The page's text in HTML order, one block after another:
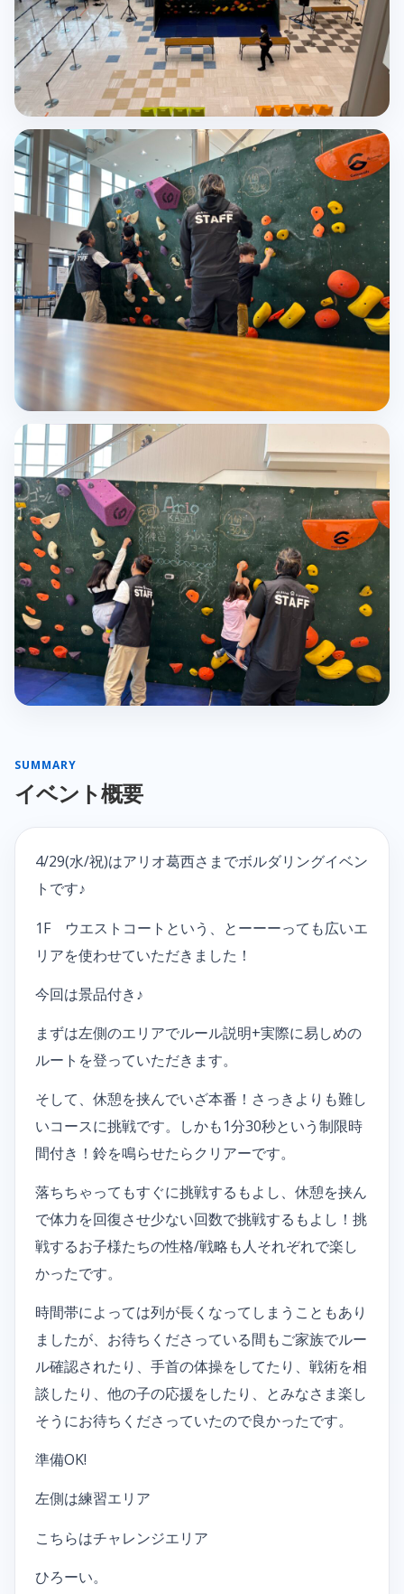
SUMMARY
イベント概要
4/29(水/祝)はアリオ葛西さまでボルダリングイベン
トです♪
1F ウエストコートという、とーーーっても広いエ
リアを使わせていただきました！
今回は景品付き♪
まずは左側のエリアでルール説明+実際に易しめの
ルートを登っていただきます。
そして、休憩を挟んでいざ本番！さっきよりも難し
いコースに挑戦です。しかも1分30秒という制限時
間付き！鈴を鳴らせたらクリアーです。
落ちちゃってもすぐに挑戦するもよし、休憩を挟ん
で体力を回復させ少ない回数で挑戦するもよし！挑
戦するお子様たちの性格/戦略も人それぞれで楽し
かったです。
時間帯によっては列が長くなってしまうこともあり
ましたが、お待ちくださっている間もご家族でルー
ル確認されたり、手首の体操をしてたり、戦術を相
談したり、他の子の応援をしたり、とみなさま楽し
そうにお待ちくださっていたので良かったです。
準備OK!
左側は練習エリア
こちらはチャレンジエリア
ひろーい。